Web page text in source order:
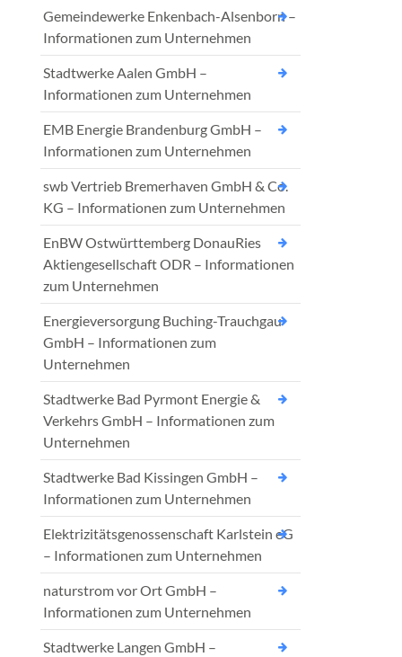
Gemeindewerke Enkenbach-Alsenborn –
Informationen zum Unternehmen
Stadtwerke Aalen GmbH –
Informationen zum Unternehmen
EMB Energie Brandenburg GmbH –
Informationen zum Unternehmen
swb Vertrieb Bremerhaven GmbH & Co.
KG – Informationen zum Unternehmen
EnBW Ostwürttemberg DonauRies
Aktiengesellschaft ODR – Informationen
zum Unternehmen
Energieversorgung Buching-Trauchgau
GmbH – Informationen zum
Unternehmen
Stadtwerke Bad Pyrmont Energie &
Verkehrs GmbH – Informationen zum
Unternehmen
Stadtwerke Bad Kissingen GmbH –
Informationen zum Unternehmen
Elektrizitätsgenossenschaft Karlstein eG
– Informationen zum Unternehmen
naturstrom vor Ort GmbH –
Informationen zum Unternehmen
Stadtwerke Langen GmbH –